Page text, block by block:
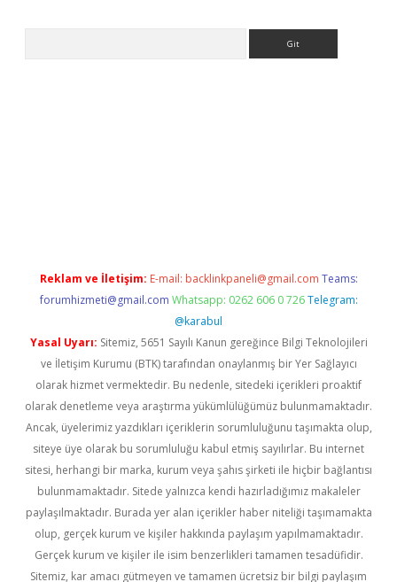
Reklam ve İletişim: E-mail: backlinkpaneli@gmail.com Teams:
forumhizmeti@gmail.com Whatsapp: 0262 606 0 726 Telegram:
@karabul
Yasal Uyarı: Sitemiz, 5651 Sayılı Kanun gereğince Bilgi Teknolojileri
ve İletişim Kurumu (BTK) tarafından onaylanmış bir Yer Sağlayıcı
olarak hizmet vermektedir. Bu nedenle, sitedeki içerikleri proaktif
olarak denetleme veya araştırma yükümlülüğümüz bulunmamaktadır.
Ancak, üyelerimiz yazdıkları içeriklerin sorumluluğunu taşımakta olup,
siteye üye olarak bu sorumluluğu kabul etmiş sayılırlar. Bu internet
sitesi, herhangi bir marka, kurum veya şahıs şirketi ile hiçbir bağlantısı
bulunmamaktadır. Sitede yalnızca kendi hazırladığımız makaleler
paylaşılmaktadır. Burada yer alan içerikler haber niteliği taşımamakta
olup, gerçek kurum ve kişiler hakkında paylaşım yapılmamaktadır.
Gerçek kurum ve kişiler ile isim benzerlikleri tamamen tesadüfidir.
Sitemiz, kar amacı gütmeyen ve tamamen ücretsiz bir bilgi paylaşım